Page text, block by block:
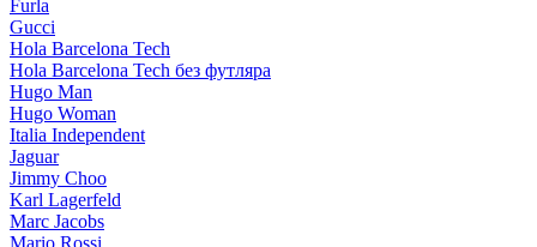
Furla
Gucci
Hola Barcelona Tech
Hola Barcelona Tech без футляра
Hugo Man
Hugo Woman
Italia Independent
Jaguar
Jimmy Choo
Karl Lagerfeld
Marc Jacobs
Mario Rossi